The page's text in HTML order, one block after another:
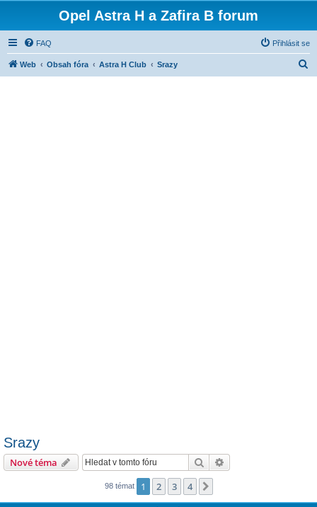
Opel Astra H a Zafira B forum
FAQ Přihlásit se
Web Obsah fóra Astra H Club Srazy
Srazy
Nové téma Hledat
98 témat 1 2 3 4